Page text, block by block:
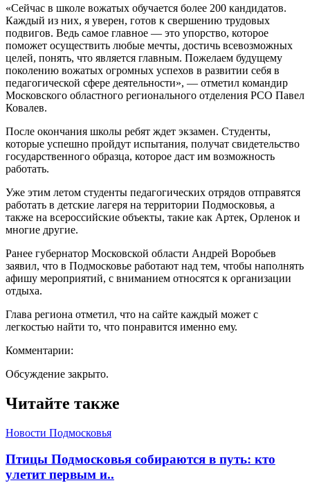
«Сейчас в школе вожатых обучается более 200 кандидатов.
Каждый из них, я уверен, готов к свершению трудовых
подвигов. Ведь самое главное — это упорство, которое
поможет осуществить любые мечты, достичь всевозможных
целей, понять, что является главным. Пожелаем будущему
поколению вожатых огромных успехов в развитии себя в
педагогической сфере деятельности», — отметил командир
Московского областного регионального отделения РСО Павел
Ковалев.
После окончания школы ребят ждет экзамен. Студенты,
которые успешно пройдут испытания, получат свидетельство
государственного образца, которое даст им возможность
работать.
Уже этим летом студенты педагогических отрядов отправятся
работать в детские лагеря на территории Подмосковья, а
также на всероссийские объекты, такие как Артек, Орленок и
многие другие.
Ранее губернатор Московской области Андрей Воробьев
заявил, что в Подмосковье работают над тем, чтобы наполнять
афишу мероприятий, с вниманием относятся к организации
отдыха.
Глава региона отметил, что на сайте каждый может с
легкостью найти то, что понравится именно ему.
Комментарии:
Обсуждение закрыто.
Читайте также
Новости Подмосковья
Птицы Подмосковья собираются в путь: кто
улетит первым и..